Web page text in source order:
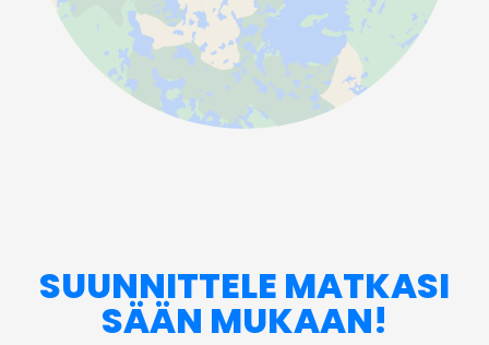
SUUNNITTELE MATKASI
SÄÄN MUKAAN!